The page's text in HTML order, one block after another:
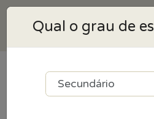
resultados
Qual o grau de